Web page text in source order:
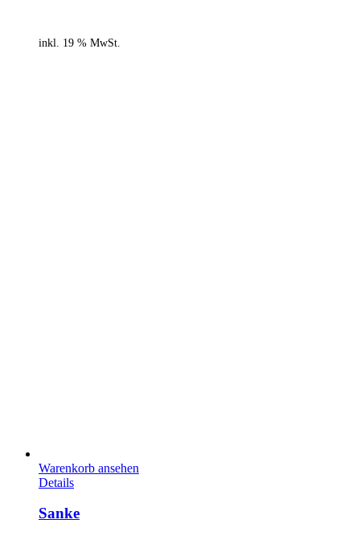
inkl. 19 % MwSt.
Warenkorb ansehen
Details
Sanke